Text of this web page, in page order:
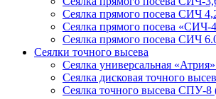
Сеялка прямого посева СИЧ
Сеялка прямого посева «СИЧ-
Сеялка прямого посева СИЧ
Сеялки точного высева
Сеялка универсальная
Сеялка дисковая точного
Сеялка точного высева СПУ-